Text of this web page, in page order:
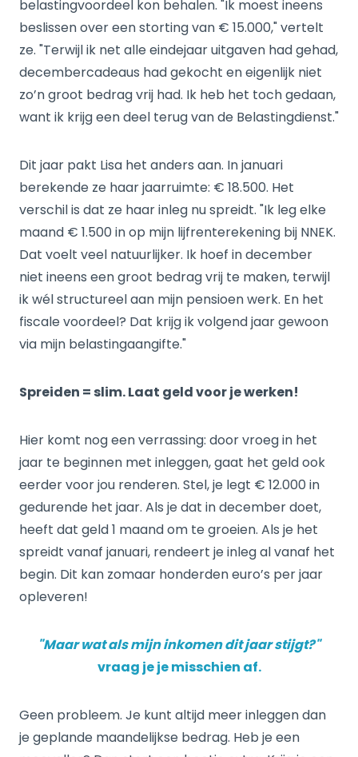
belastingvoordeel kon behalen. "Ik moest ineens
beslissen over een storting van € 15.000," vertelt
ze. "Terwijl ik net alle eindejaar uitgaven had gehad,
decembercadeaus had gekocht en eigenlijk niet
zo’n groot bedrag vrij had. Ik heb het toch gedaan,
want ik krijg een deel terug van de Belastingdienst."
Dit jaar pakt Lisa het anders aan. In januari
berekende ze haar jaarruimte: € 18.500. Het
verschil is dat ze haar inleg nu spreidt. "Ik leg elke
maand € 1.500 in op mijn lijfrenterekening bij NNEK.
Dat voelt veel natuurlijker. Ik hoef in december
niet ineens een groot bedrag vrij te maken, terwijl
ik wél structureel aan mijn pensioen werk. En het
fiscale voordeel? Dat krijg ik volgend jaar gewoon
via mijn belastingaangifte."
Spreiden = slim. Laat geld voor je werken!
Hier komt nog een verrassing: door vroeg in het
jaar te beginnen met inleggen, gaat het geld ook
eerder voor jou renderen. Stel, je legt € 12.000 in
gedurende het jaar. Als je dat in december doet,
heeft dat geld 1 maand om te groeien. Als je het
spreidt vanaf januari, rendeert je inleg al vanaf het
begin. Dit kan zomaar honderden euro’s per jaar
opleveren!
"Maar wat als mijn inkomen dit jaar stijgt?"
vraag je je misschien af.
Geen probleem. Je kunt altijd meer inleggen dan
je geplande maandelijkse bedrag. Heb je een